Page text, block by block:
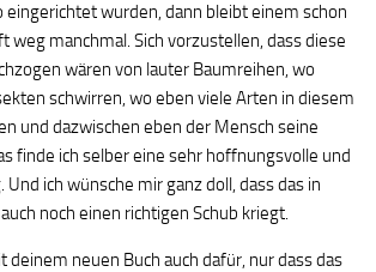
eingerichtet wurden, dann bleibt einem schon
weg manchmal. Sich vorzustellen, dass diese
wären von lauter Baumreihen, wo
schwirren, wo eben viele Arten in diesem
und dazwischen eben der Mensch seine
finde ich selber eine sehr hoffnungsvolle und
ich wünsche mir ganz doll, dass das in
noch einen richtigen Schub kriegt.
deinem neuen Buch auch dafür, nur dass das